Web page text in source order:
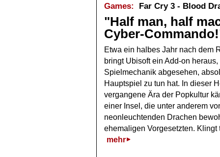
Games: Far Cry 3 - Blood
"Half man, half
Cyber-
Etwa ein halbes Jahr nach dem
bringt Ubisoft ein Add-on
Spielmechanik abgesehen,
Hauptspiel zu tun hat. In dieser
vergangene Ära der Popkultur
einer Insel, die unter anderem
neonleuchtenden Drachen
ehemaligen Vorgesetzten. Klingt
mehr